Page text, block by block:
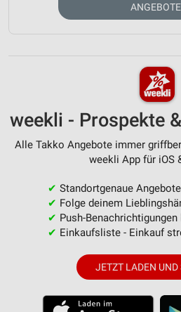
ANGEBOTE
weekli - Prospekte
Alle Takko Angebote immer
weekli App für iOS
✔ Standortgenaue Angebote
✔ Folge deinem
✔ Push-
✔ Einkaufsliste - Einkauf
JETZT LADEN UND